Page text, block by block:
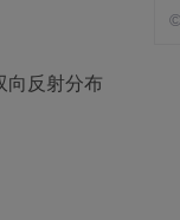
反射分布